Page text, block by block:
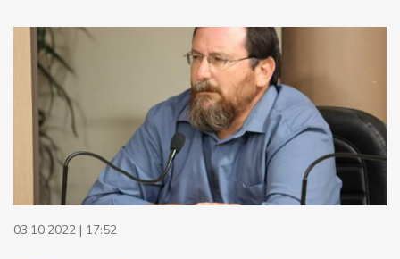
03.10.2022 | 17:52